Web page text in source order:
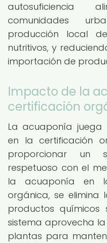
autosuficiencia
comunidades
producción local
nutritivos, y
importación de
Impacto de la
certificación
La acuaponía
en la certificación
proporcionar un
respetuoso con el
la acuaponía en
orgánica, se elimina
productos químicos
sistema aprovecha
plantas para